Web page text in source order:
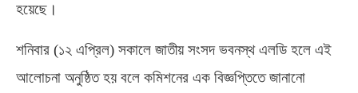
হয়েছে।
শনিবার (১২ এপ্রিল) সকালে জাতীয় সংসদ ভবনস্থ এলডি হলে এই
আলোচনা অনুষ্ঠিত হয় বলে কমিশনের এক বিজ্ঞপ্তিতে জানানো